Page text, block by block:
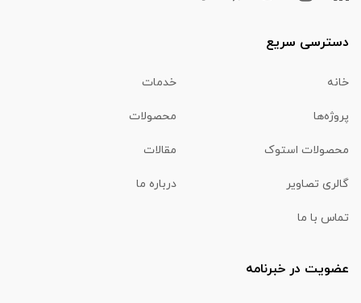
دسترسی سریع
خانه خدمات
پروژه‌ها محصولات
محصولات استوک مقالات
گالری تصاویر درباره ما
تماس با ما
عضویت در خبرنامه